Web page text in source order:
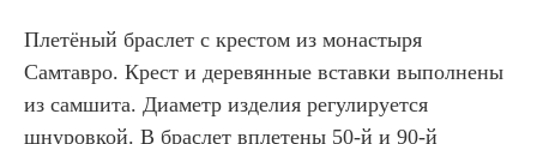
Плетёный браслет с крестом из монастыря
Самтавро. Крест и деревянные вставки выполнены
из самшита. Диаметр изделия регулируется
шнуровкой. В браслет вплетены 50-й и 90-й